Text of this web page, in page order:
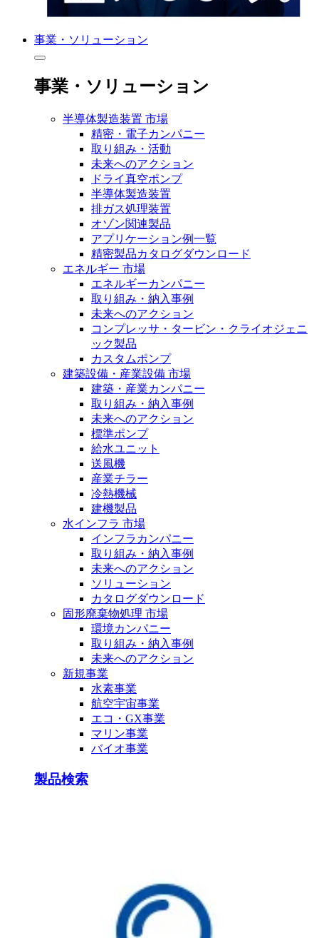
事業・ソリューション
事業・ソリューション
半導体製造装置 市場
精密・電子カンパニー
取り組み・活動
未来へのアクション
ドライ真空ポンプ
半導体製造装置
排ガス処理装置
オゾン関連製品
アプリケーション例一覧
精密製品カタログダウンロード
エネルギー 市場
エネルギーカンパニー
取り組み・納入事例
未来へのアクション
コンプレッサ・タービン・クライオジェニ
ック製品
カスタムポンプ
建築設備・産業設備 市場
建築・産業カンパニー
取り組み・納入事例
未来へのアクション
標準ポンプ
給水ユニット
送風機
産業チラー
冷熱機械
建機製品
水インフラ 市場
インフラカンパニー
取り組み・納入事例
未来へのアクション
ソリューション
カタログダウンロード
固形廃棄物処理 市場
環境カンパニー
取り組み・納入事例
未来へのアクション
新規事業
水素事業
航空宇宙事業
エコ・GX事業
マリン事業
バイオ事業
製品検索